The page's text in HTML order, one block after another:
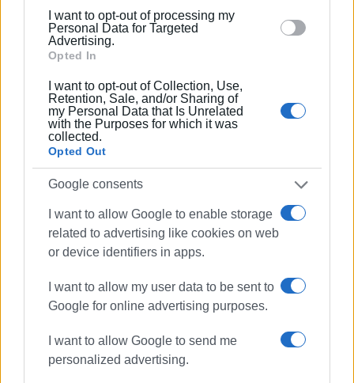
section.
I want to opt-out of processing my
Personal Data for Targeted
Advertising.
Opted In
I want to opt-out of Collection, Use,
Retention, Sale, and/or Sharing of
my Personal Data that Is Unrelated
with the Purposes for which it was
collected.
Opted Out
Google consents
I want to allow Google to enable storage
related to advertising like cookies on web
or device identifiers in apps.
I want to allow my user data to be sent to
Google for online advertising purposes.
I want to allow Google to send me
personalized advertising.
θητείας της, η κυβέρνηση έχει μειώσει τον αριθμό των
ιατρών και του νοσηλευτικού προσωπικού σε
ολόκληρη την Ελλάδα κατά 5.000 σε σχέση με τον
Τώρα που κοντεύουν να διαλύσουν το εθνικό σύστημα
υγείας και ειδικά στη Μακεδονία αντί να επιτάξουν
κλινικές, αντί να προσλάβουν γιατρούς μετακινούν
τους γιατρούς μας από τα Νοσοκομεία όλης της
Ελλάδας.
Μα καλά δεν ντρέπονται;»
Εμφανίσεις: 92
Ακολουθήστε το enimerosi στοFacebook
Συνδρομητές στο e-paper